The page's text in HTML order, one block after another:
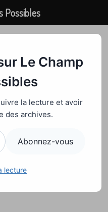
qui
de
et
Le Champ
la lecture et avoir
des archives.
Abonnez-vous
lecture
Possibles